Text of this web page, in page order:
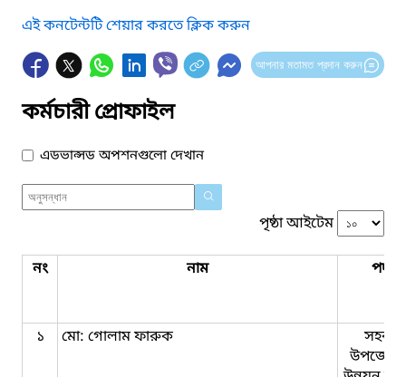
এই কনটেন্টটি শেয়ার করতে ক্লিক করুন
আপনার মতামত প্রদান করুন
কর্মচারী প্রোফাইল
এডভান্সড অপশনগুলো দেখান
পৃষ্ঠা আইটেম
নং নাম পদবি
১ মো: গোলাম ফারুক